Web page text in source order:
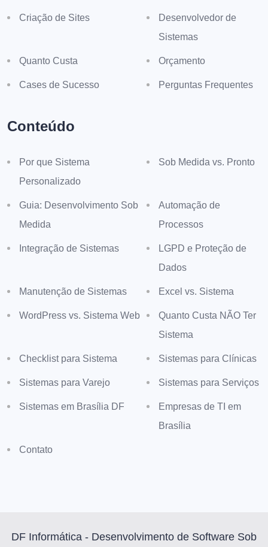
Criação de Sites
Desenvolvedor de
Sistemas
Quanto Custa Orçamento
Cases de Sucesso Perguntas Frequentes
Conteúdo
Por que Sistema
Personalizado
Sob Medida vs. Pronto
Guia: Desenvolvimento Sob
Medida
Automação de
Processos
Integração de Sistemas
LGPD e Proteção de
Dados
Manutenção de Sistemas Excel vs. Sistema
WordPress vs. Sistema Web
Quanto Custa NÃO Ter
Sistema
Checklist para Sistema Sistemas para Clínicas
Sistemas para Varejo Sistemas para Serviços
Sistemas em Brasília DF
Empresas de TI em
Brasília
Contato
DF Informática - Desenvolvimento de Software Sob